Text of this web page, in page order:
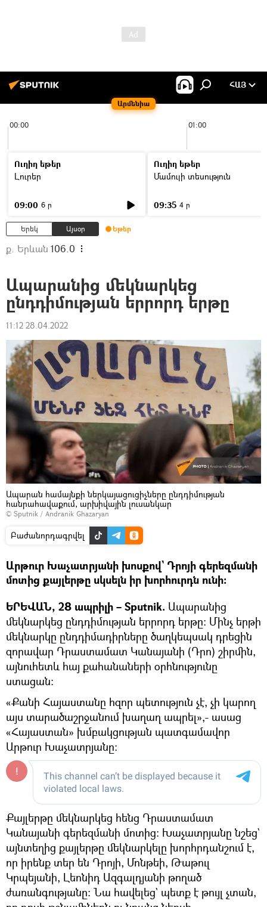
Արմենիա
ՀԱՅ
00:00 01:00
Ուղիղ եթեր
Լուրեր
09:00 6 ր
Ուղիղ եթեր
Մամուլի տեսություն
09:35 4 ր
Երեկ Այսօր Եթեր
ք. Երևան 106.0
Ապարանից մեկնարկեց
ընդդիմության երրորդ երթը
11:12 28.04.2022
Ապարան համայնքի ներկայացուցիչները ընդդիմության
հանրահավաքում, արխիվային լուսանկար
© Sputnik / Andranik Ghazaryan
Բաժանորդագրվել
Արթուր Խաչատրյանի խոսքով` Դրոյի գերեզմանի
մոտից քայլերթը սկսելն իր խորհուրդն ունի։
ԵՐԵՎԱՆ, 28 ապրիլի – Sputnik. Ապարանից
մեկնարկեց ընդդիմության երրորդ երթը։ Մինչ երթի
մեկնարկը ընդդիմադիրները ծաղկեպսակ դրեցին
զորավար Դրաստամատ Կանայանի (Դրո) շիրմին,
այնուհետև հայ քահանաների օրհնությունը
ստացան։
«Քանի Հայաստանը հզոր պետություն չէ, չի կարող
այս տարածաշրջանում խաղաղ ապրել»,- ասաց
«Հայաստան» խմբակցության պատգամավոր
Արթուր Խաչատրյանը։
Քայլերթը մեկնարկեց հենց Դրաստամատ
Կանայանի գերեզմանի մոտից։ Խաչատրյանը նշեց`
այնտեղից քայլերթը մեկնարկելը խորհրդանշում է,
որ իրենք տեր են Դրոյի, Մոնթեի, Թաթուլ
Կրպեյանի, Լեոնիդ Ազգալդյանի թողած
ժառանգությանը։ Նա հավելեց` պետք է թույլ չտան,